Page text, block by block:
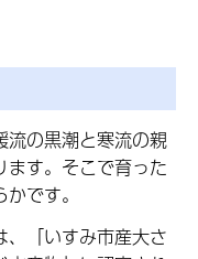
流の黒潮と寒流の親
す。そこで育った
です。
、「いすみ市産大さ